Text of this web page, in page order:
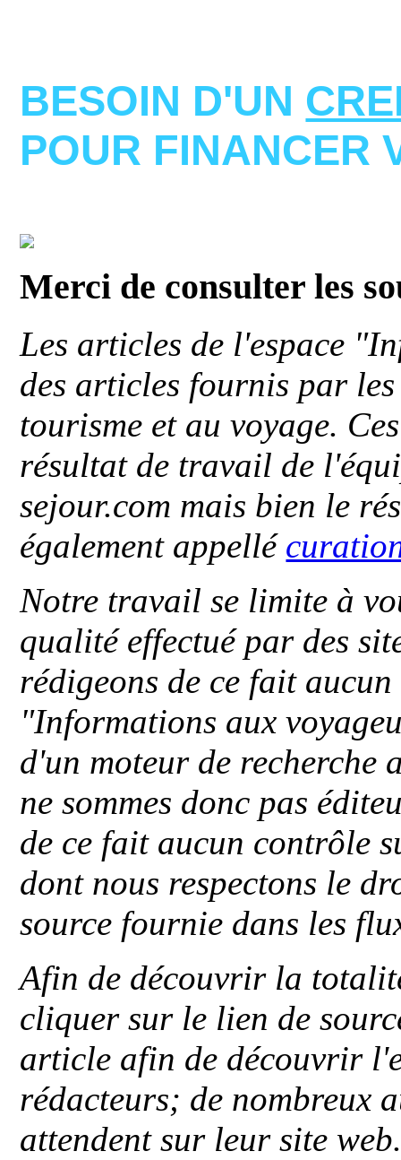
BESOIN D'UN
POUR FINANCER
Merci de consulter les
Les articles de l'espace
des articles fournis par
tourisme et au voyage.
résultat de travail de
sejour.com mais bien le
également appellé
Notre travail se limite à
qualité effectué par des
rédigeons de ce fait
"Informations aux
d'un moteur de recherche
ne sommes donc pas
de ce fait aucun contrôle
dont nous respectons le
source fournie dans les
Afin de découvrir la
cliquer sur le lien de
article afin de découvrir
rédacteurs; de nombreux
attendent sur leur site